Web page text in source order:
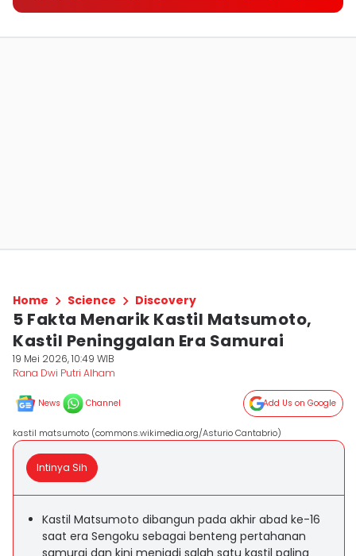
Home Science Discovery
5 Fakta Menarik Kastil Matsumoto,
Kastil Peninggalan Era Samurai
19 Mei 2026, 10:49 WIB
Rana Dwi Putri Alham
News Channel Add Us on Google
kastil matsumoto (commons.wikimedia.org/Asturio Cantabrio)
Intinya Sih
Kastil Matsumoto dibangun pada akhir abad ke-16
saat era Sengoku sebagai benteng pertahanan
samurai dan kini menjadi salah satu kastil paling